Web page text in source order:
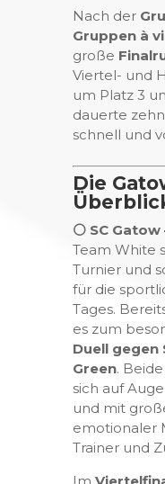
Nach der
Gruppen à
große
Viertel- und
um Platz 3
dauerte
schnell und
Die
⚪️ SC
Team White
Turnier und
für die
Tages.
es zum
Duell gegen
Green.
sich auf
und mit
emotionaler
Trainer und